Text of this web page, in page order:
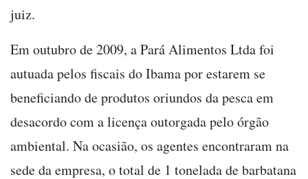
juiz.
Em outubro de 2009, a Pará Alimentos Ltda foi
autuada pelos fiscais do Ibama por estarem se
beneficiando de produtos oriundos da pesca em
desacordo com a licença outorgada pelo órgão
ambiental. Na ocasião, os agentes encontraram na
sede da empresa, o total de 1 tonelada de barbatana